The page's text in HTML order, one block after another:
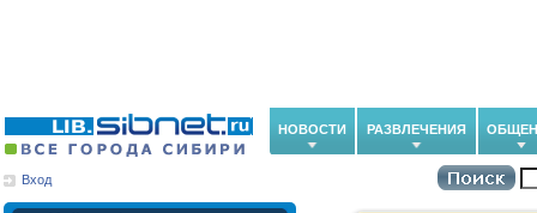
НОВОСТИ РАЗВЛЕЧЕНИЯ
Вход